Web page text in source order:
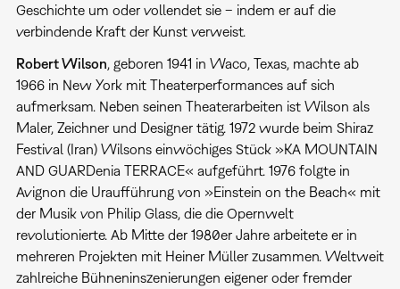
Geschichte um oder vollendet sie – indem er auf die
verbindende Kraft der Kunst verweist.
Robert Wilson, geboren 1941 in Waco, Texas, machte ab
1966 in New York mit Theaterperformances auf sich
aufmerksam. Neben seinen Theaterarbeiten ist Wilson als
Maler, Zeichner und Designer tätig. 1972 wurde beim Shiraz
Festival (Iran) Wilsons einwöchiges Stück »KA MOUNTAIN
AND GUARDenia TERRACE« aufgeführt. 1976 folgte in
Avignon die Uraufführung von »Einstein on the Beach« mit
der Musik von Philip Glass, die die Opernwelt
revolutionierte. Ab Mitte der 1980er Jahre arbeitete er in
mehreren Projekten mit Heiner Müller zusammen. Weltweit
zahlreiche Bühneninszenierungen eigener oder fremder